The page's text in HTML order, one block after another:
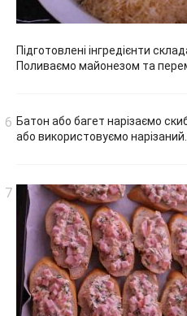
Підготовлені інгредієнти
Поливаємо майонезом та
Батон або багет нарізаємо
або використовуємо нарізаний.